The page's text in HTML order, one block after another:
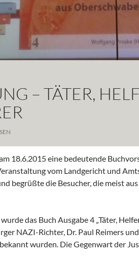
– TÄTER,
18.6.2015 eine bedeutende
vom Landgericht und
begrüßte die Besucher, die meist
das Buch Ausgabe 4 „Täter,
NAZI-Richter, Dr. Paul Reimers
wurden. Die Gegenwart der